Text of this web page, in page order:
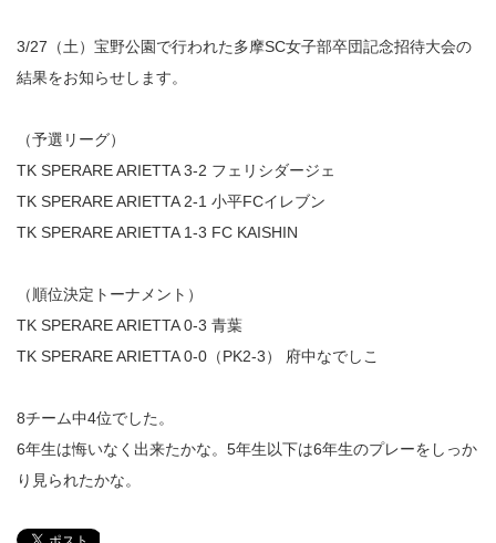
3/27（土）宝野公園で行われた多摩SC女子部卒団記念招待大会の
結果をお知らせします。
（予選リーグ）
TK SPERARE ARIETTA 3-2 フェリシダージェ
TK SPERARE ARIETTA 2-1 小平FCイレブン
TK SPERARE ARIETTA 1-3 FC KAISHIN
（順位決定トーナメント）
TK SPERARE ARIETTA 0-3 青葉
TK SPERARE ARIETTA 0-0（PK2-3） 府中なでしこ
8チーム中4位でした。
6年生は悔いなく出来たかな。5年生以下は6年生のプレーをしっか
り見られたかな。